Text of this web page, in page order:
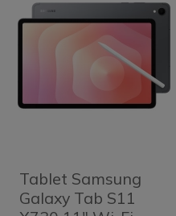
Tablet Samsung
Galaxy Tab S11